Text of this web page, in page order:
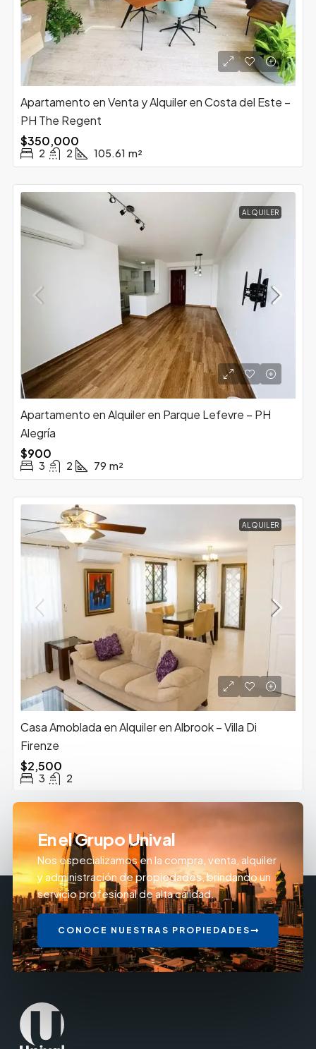
Apartamento en Venta y Alquiler en Costa del Este –
PH The Regent
$350,000
2 2 105.61 m²
ALQUILER
Apartamento en Alquiler en Parque Lefevre – PH
Alegría
$900
3 2 79 m²
ALQUILER
Casa Amoblada en Alquiler en Albrook – Villa Di
Firenze
$2,500
3 2
En el Grupo Unival
Nos especializamos en la compra, venta, alquiler
y administración de propiedades, brindando un
servicio profesional de alta calidad.
CONOCE NUESTRAS PROPIEDADES